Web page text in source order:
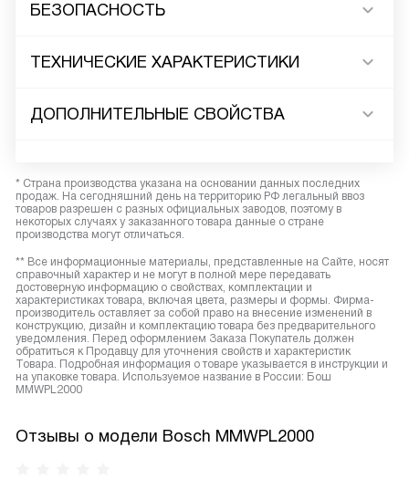
БЕЗОПАСНОСТЬ
ТЕХНИЧЕСКИЕ ХАРАКТЕРИСТИКИ
ДОПОЛНИТЕЛЬНЫЕ СВОЙСТВА
* Страна производства указана на основании данных последних
продаж. На сегодняшний день на территорию РФ легальный ввоз
товаров разрешен с разных официальных заводов, поэтому в
некоторых случаях у заказанного товара данные о стране
производства могут отличаться.
** Все информационные материалы, представленные на Сайте, носят
справочный характер и не могут в полной мере передавать
достоверную информацию о свойствах, комплектации и
характеристиках товара, включая цвета, размеры и формы. Фирма-
производитель оставляет за собой право на внесение изменений в
конструкцию, дизайн и комплектацию товара без предварительного
уведомления. Перед оформлением Заказа Покупатель должен
обратиться к Продавцу для уточнения свойств и характеристик
Товара. Подробная информация о товаре указывается в инструкции и
на упаковке товара. Используемое название в России: Бош
MMWPL2000
Отзывы о модели Bosch MMWPL2000